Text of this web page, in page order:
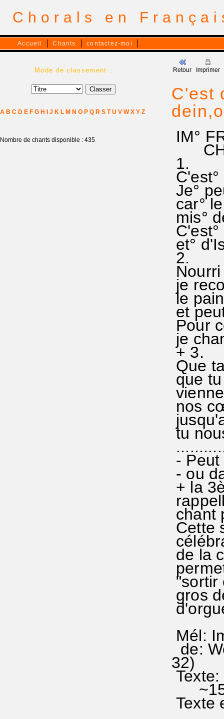
Chorals en
Accueil Chants contactez-moi
Mode de classement :
A B C D E F G H J K L M N O P Q R S T U V W X Y Z
Nombre de chants disponible : 435
Retour Imprimer
C'est
IM°
1.
Je°
car°
mis°
et°
2.
je
le
et
Pour
je
+ 3.
Que
que
nos
tu
-
- ou
+ la
chant
Cette
de la
"sortir
gros
Mél:
de:
32)
Texte